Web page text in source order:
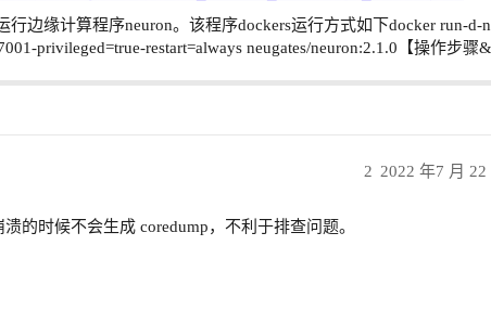
行边缘计算程序neuron。该程序dockers运行方式如下docker run-d-
privileged=true-restart=always neugates/neuron:2.1.0【操作步骤&
2022 年7 月 22
2
的时候不会生成 coredump，不利于排查问题。